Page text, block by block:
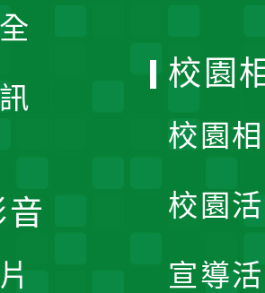
校園
校園
校園
宣導